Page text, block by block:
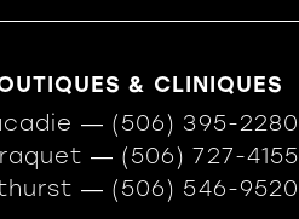
& CLINIQUES
― (506) 395-2280
― (506) 727-4155
― (506) 546-9520